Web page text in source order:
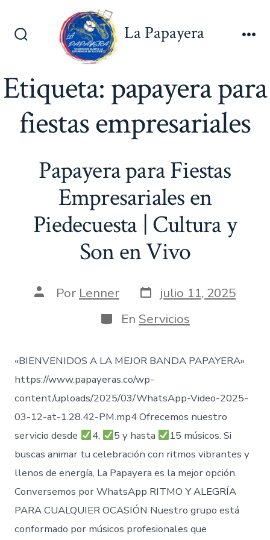
Alternar
La Papayera
Etiqueta:papayera para
fiestas empresariales
Papayera para Fiestas
Empresariales en
Piedecuesta | Cultura y
Son en Vivo
AutorPor Lenner Fecha
de
publicación
julio 11, 2025
Categorías
En Servicios
«BIENVENIDOS A LA MEJOR BANDA PAPAYERA»
https://www.papayeras.co/wp-
content/uploads/2025/03/WhatsApp-Video-2025-
03-12-at-1.28.42-PM.mp4 Ofrecemos nuestro
servicio desde
4, 5 y hasta
15 músicos. Si
buscas animar tu celebración con ritmos vibrantes y
llenos de energía, La Papayera es la mejor opción.
Conversemos por WhatsApp RITMO Y ALEGRÍA
PARA CUALQUIER OCASIÓN Nuestro grupo está
conformado por músicos profesionales que